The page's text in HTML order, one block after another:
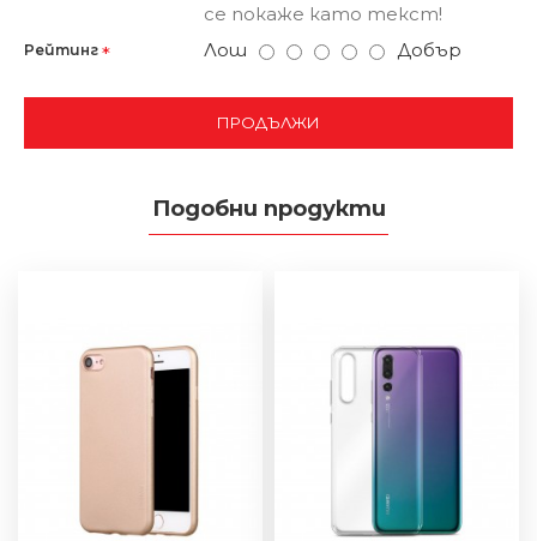
се покаже като текст!
Рейтинг Лош Добър
ПРОДЪЛЖИ
Подобни продукти